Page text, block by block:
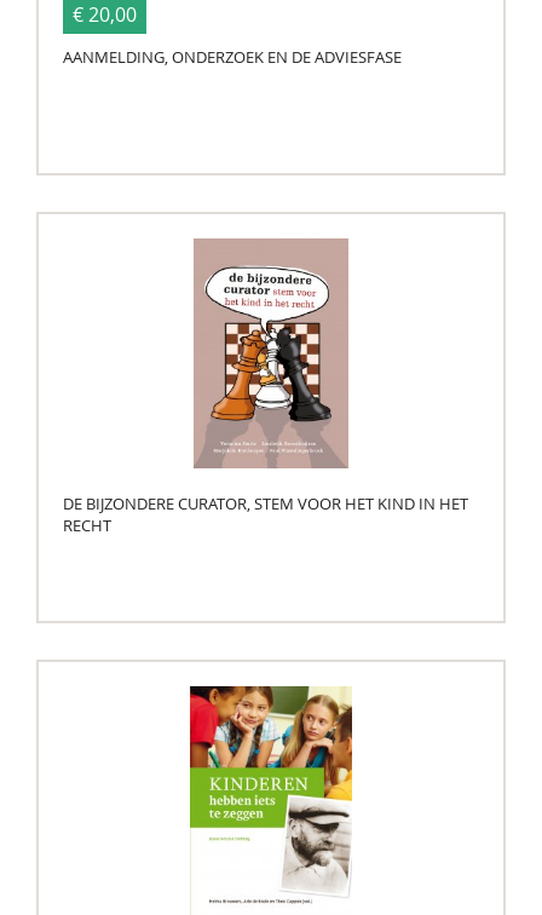
€ 20,00
AANMELDING, ONDERZOEK EN DE ADVIESFASE
DE BIJZONDERE CURATOR, STEM VOOR HET KIND IN HET
RECHT